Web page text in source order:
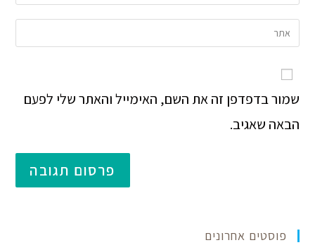
שמור בדפדפן זה את השם, האימייל והאתר שלי לפעם
הבאה שאגיב.
פוסטים אחרונים